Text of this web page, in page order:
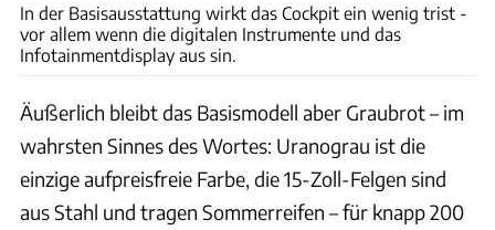
In der Basisausstattung wirkt das Cockpit ein wenig trist -
vor allem wenn die digitalen Instrumente und das
Infotainmentdisplay aus sin.
Äußerlich bleibt das Basismodell aber Graubrot – im
wahrsten Sinnes des Wortes: Uranograu ist die
einzige aufpreisfreie Farbe, die 15-Zoll-Felgen sind
aus Stahl und tragen Sommerreifen – für knapp 200